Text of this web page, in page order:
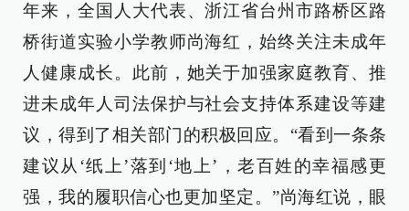
年来，全国人大代表、浙江省台州市路桥区路
桥街道实验小学教师尚海红，始终关注未成年
人健康成长。此前，她关于加强家庭教育、推
进未成年人司法保护与社会支持体系建设等建
议，得到了相关部门的积极回应。“看到一条条
建议从‘纸上’落到‘地上’，老百姓的幸福感更
强，我的履职信心也更加坚定。”尚海红说，眼